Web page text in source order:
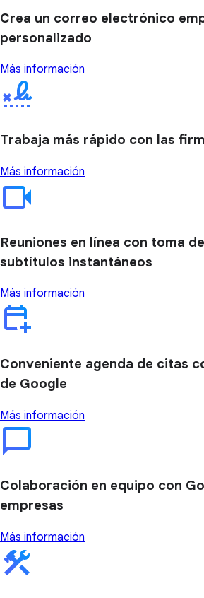
Crea un correo electrónico
personalizado
Más información
Trabaja más rápido con las
Más información
Reuniones en línea con toma
subtítulos instantáneos
Más información
Conveniente agenda de citas
de Google
Más información
Colaboración en equipo con
empresas
Más información